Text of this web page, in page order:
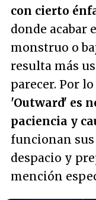
con cierto
donde acabar
monstruo o
resulta más
parecer. Por
'Outward' es
paciencia y
funcionan sus
despacio y
mención